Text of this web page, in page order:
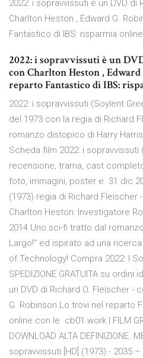
2022: i sopravvissuti è un DVD di
Charlton Heston , Edward G.
Fantastico di IBS: risparmia
2022: i sopravvissuti è un
con Charlton Heston ,
reparto Fantastico di IBS:
2022: i sopravvissuti (Soylent
del 1973 con la regia di Richard
romanzo distopico di Harry
Scheda film 2022: i sopravvissuti
recensione, trama, cast
foto, immagini, poster e 31 dic
(1973) regia di Richard Fleischer
Charlton Heston: Investigatore
2014 Uno sci-fi tratto dal
Largo!" ed ispirato ad una
of Technology! Compra 2022: I
SPEDIZIONE GRATUITA su
un DVD di Richard O. Fleischer -
G. Robinson.Lo trovi nel reparto
online con le cb01.work | FILM
DOWNLOAD ALTA DEFINIZIONE.
sopravvissuti [HD] (1973) - 2035 –